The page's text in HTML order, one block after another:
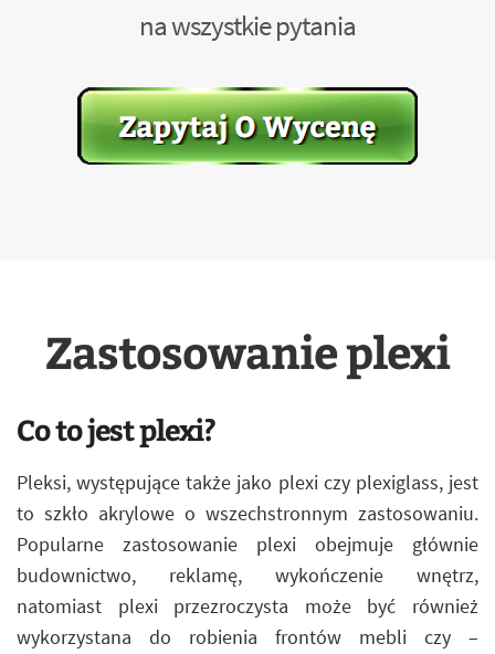
na wszystkie pytania
Zastosowanie plexi
Co to jest plexi?
Pleksi, występujące także jako plexi czy plexiglass, jest
to szkło akrylowe o wszechstronnym zastosowaniu.
Popularne zastosowanie plexi obejmuje głównie
budownictwo, reklamę, wykończenie wnętrz,
natomiast plexi przezroczysta może być również
wykorzystana do robienia frontów mebli czy –